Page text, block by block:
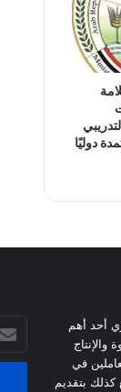
دوليًا
أحد أهم
في
كذلك بتقديم